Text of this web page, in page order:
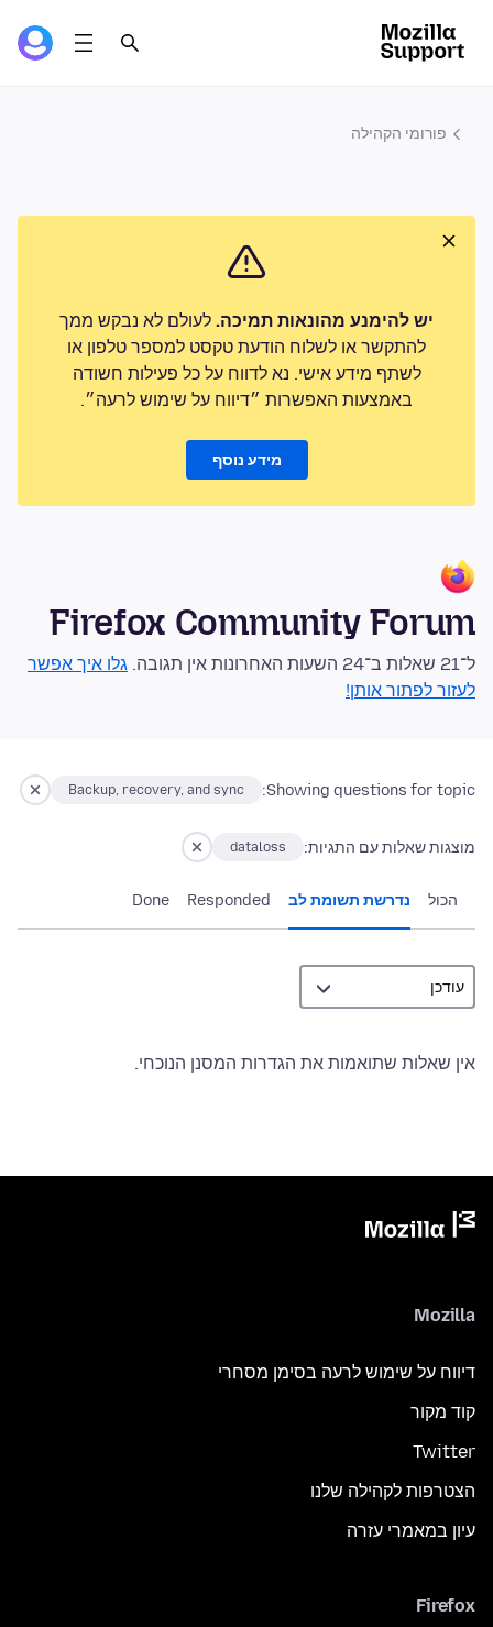
פורומי הקהילה
יש להימנע מהונאות תמיכה. לעולם לא נבקש ממך
להתקשר או לשלוח הודעת טקסט למספר טלפון או
לשתף מידע אישי. נא לדווח על כל פעילות חשודה
באמצעות האפשרות ״דיווח על שימוש לרעה״.
מידע נוסף
Firefox Community Forum
ל־21 שאלות ב־24 השעות האחרונות אין תגובה.
גלו איך אפשר
לעזור לפתור אותן!
Showing questions for topic:
Backup, recovery, and sync
מוצגות שאלות עם התגיות: dataloss
הכול נדרשת תשומת לב Responded
Done
אין שאלות שתואמות את הגדרות המסנן הנוכחי.
Mozilla
דיווח על שימוש לרעה בסימן מסחרי
קוד מקור
Twitter
הצטרפות לקהילה שלנו
עיון במאמרי עזרה
Firefox